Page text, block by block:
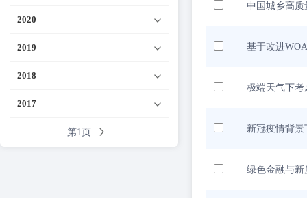
2020
2019
2018
2017
第1页
中国城乡高
基于改进
极端天气下
新冠疫情背
绿色金融与